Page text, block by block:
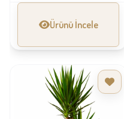
Ürünü İncele